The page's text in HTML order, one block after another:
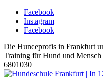
Facebook
Instagram
Facebook
Die Hundeprofis in Frankfurt
Training für Hund und
6801030